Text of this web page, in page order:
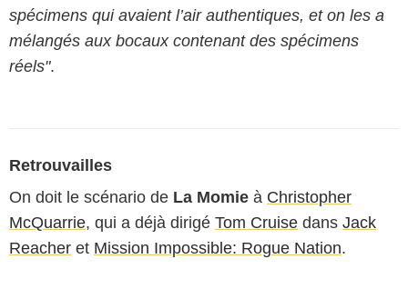
spécimens qui avaient l’air authentiques, et on les a
mélangés aux bocaux contenant des spécimens
réels".
Retrouvailles
On doit le scénario de La Momie à Christopher
McQuarrie, qui a déjà dirigé Tom Cruise dans Jack
Reacher et Mission Impossible: Rogue Nation.